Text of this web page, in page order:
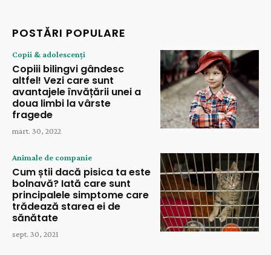
POSTĂRI POPULARE
Copii & adolescenți
Copiii bilingvi gândesc
altfel! Vezi care sunt
avantajele învățării unei a
doua limbi la vârste
fragede
mart. 30, 2022
Animale de companie
Cum știi dacă pisica ta este
bolnavă? Iată care sunt
principalele simptome care
trădează starea ei de
sănătate
sept. 30, 2021